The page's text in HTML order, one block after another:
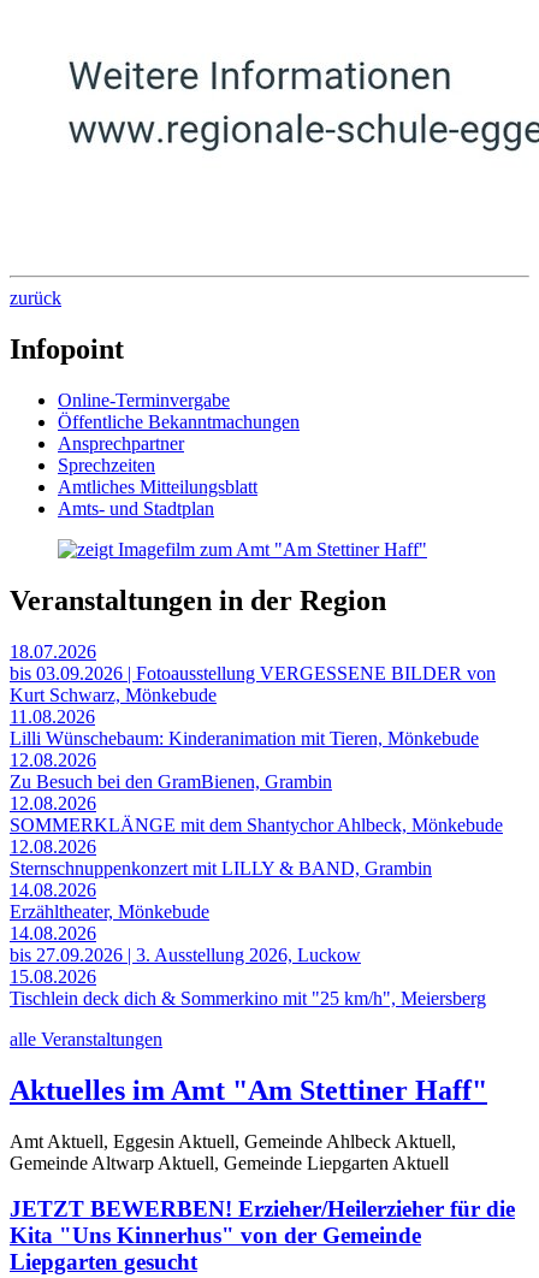
zurück
Infopoint
Online-Terminvergabe
Öffentliche Bekanntmachungen
Ansprechpartner
Sprechzeiten
Amtliches Mitteilungsblatt
Amts- und Stadtplan
Veranstaltungen in der Region
18.07.2026
bis 03.09.2026 | Fotoausstellung VERGESSENE BILDER von
Kurt Schwarz, Mönkebude
11.08.2026
Lilli Wünschebaum: Kinderanimation mit Tieren, Mönkebude
12.08.2026
Zu Besuch bei den GramBienen, Grambin
12.08.2026
SOMMERKLÄNGE mit dem Shantychor Ahlbeck, Mönkebude
12.08.2026
Sternschnuppenkonzert mit LILLY & BAND, Grambin
14.08.2026
Erzähltheater, Mönkebude
14.08.2026
bis 27.09.2026 | 3. Ausstellung 2026, Luckow
15.08.2026
Tischlein deck dich & Sommerkino mit "25 km/h", Meiersberg
alle Veranstaltungen
Aktuelles im Amt "Am Stettiner Haff"
Amt Aktuell, Eggesin Aktuell, Gemeinde Ahlbeck Aktuell,
Gemeinde Altwarp Aktuell, Gemeinde Liepgarten Aktuell
JETZT BEWERBEN! Erzieher/Heilerzieher für die
Kita "Uns Kinnerhus" von der Gemeinde
Liepgarten gesucht